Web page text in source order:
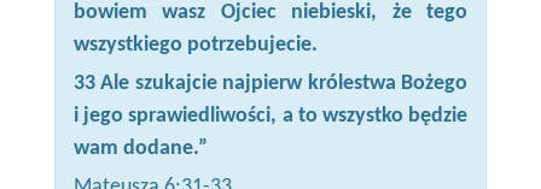
bowiem wasz Ojciec niebieski, że tego
wszystkiego potrzebujecie.
33 Ale szukajcie najpierw królestwa Bożego
i jego sprawiedliwości, a to wszystko będzie
wam dodane.”